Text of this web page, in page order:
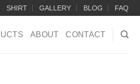
SHIRT GALLERY BLOG FAQ
ABOUT CONTACT